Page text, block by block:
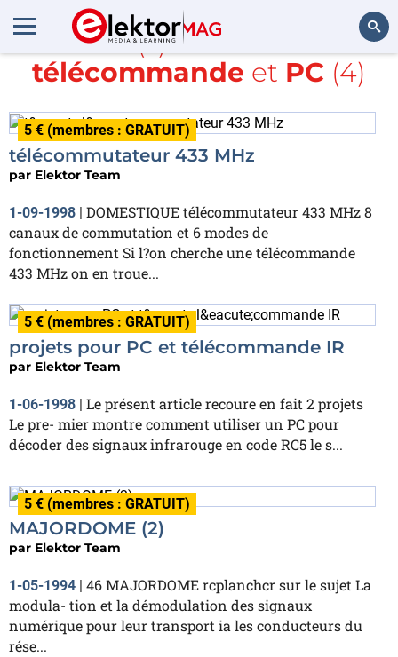
Rechercher
Article(s) avec la balise
télécommande et PC (4)
5 € (membres : GRATUIT)
télécommutateur 433 MHz
par Elektor Team
1-09-1998 | DOMESTIQUE télécommutateur 433 MHz 8
canaux de commutation et 6 modes de
fonctionnement Si l?on cherche une télécommande
433 MHz on en troue...
5 € (membres : GRATUIT)
projets pour PC et télécommande IR
par Elektor Team
1-06-1998 | Le présent article recoure en fait 2 projets
Le pre- mier montre comment utiliser un PC pour
décoder des signaux infrarouge en code RC5 le s...
5 € (membres : GRATUIT)
MAJORDOME (2)
par Elektor Team
1-05-1994
46 MAJORDOME rcplanchcr sur le sujet La
modula- tion et la démodulation des signaux
numérique pour leur transport ia les conducteurs du
rése...